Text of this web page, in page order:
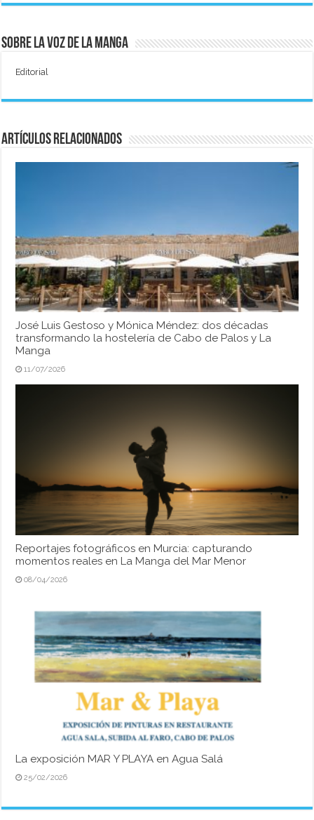
Sobre La Voz de La Manga
Editorial
Artículos relacionados
José Luis Gestoso y Mónica Méndez: dos décadas
transformando la hostelería de Cabo de Palos y La
Manga
11/07/2026
Reportajes fotográficos en Murcia: capturando
momentos reales en La Manga del Mar Menor
08/04/2026
La exposición MAR Y PLAYA en Agua Salá
25/02/2026